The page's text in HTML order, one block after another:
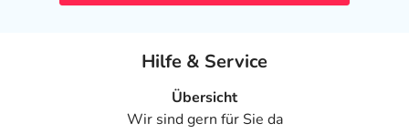
Hilfe & Service
Übersicht
Wir sind gern für Sie da